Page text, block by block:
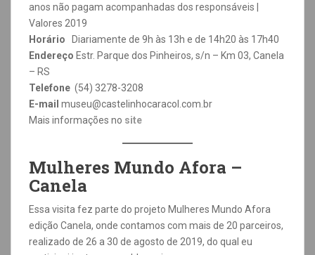
anos não pagam acompanhadas dos responsáveis |
Valores 2019
Horário
Diariamente de 9h às 13h e de 14h20 às 17h40
Endereço Estr. Parque dos Pinheiros, s/n – Km 03, Canela
– RS
Telefone (54) 3278-3208
E-mail museu@castelinhocaracol.com.br
Mais informações no site
Mulheres Mundo Afora –
Canela
Essa visita fez parte do projeto Mulheres Mundo Afora
edição Canela, onde contamos com mais de 20 parceiros,
realizado de 26 a 30 de agosto de 2019, do qual eu